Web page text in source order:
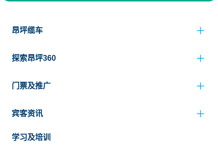
昂坪缆车
探索昂坪360
门票及推广
宾客资讯
学习及培训